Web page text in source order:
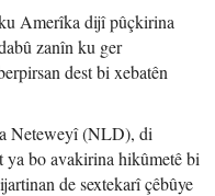
Amerîka dijî pûçkirina
zanîn ku ger
dest bi xebatên
Neteweyî (NLD), di
bo avakirina hikûmetê bi
de sextekarî çêbûye